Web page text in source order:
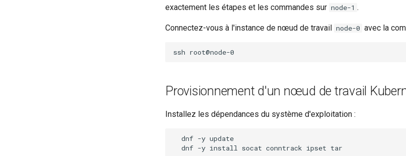
exactement les étapes et les commandes sur node-1 .
Connectez-vous à l'instance de nœud de travail node-0 avec la
ssh
Provisionnement d'un nœud de travail
Installez les dépendances du système d'exploitation :
dnf -y
dnf -y install socat conntrack ipset